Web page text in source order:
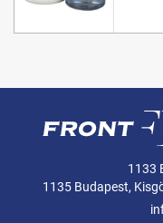
1133
1135 Budapest,